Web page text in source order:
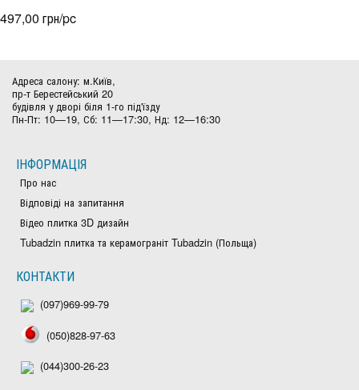
497,00 грн/pc
Адреса салону: м.Київ,
пр-т Берестейський 20
будівля у дворі біля 1-го під'їзду
Пн-Пт: 10—19, Сб: 11—17:30, Нд: 12—16:30
ІНФОРМАЦІЯ
Про нас
Відповіді на запитання
Відео плитка 3D дизайн
Tubadzin плитка та керамограніт Tubadzin (Польща)
КОНТАКТИ
(097)969-99-79
(050)828-97-63
(044)300-26-23